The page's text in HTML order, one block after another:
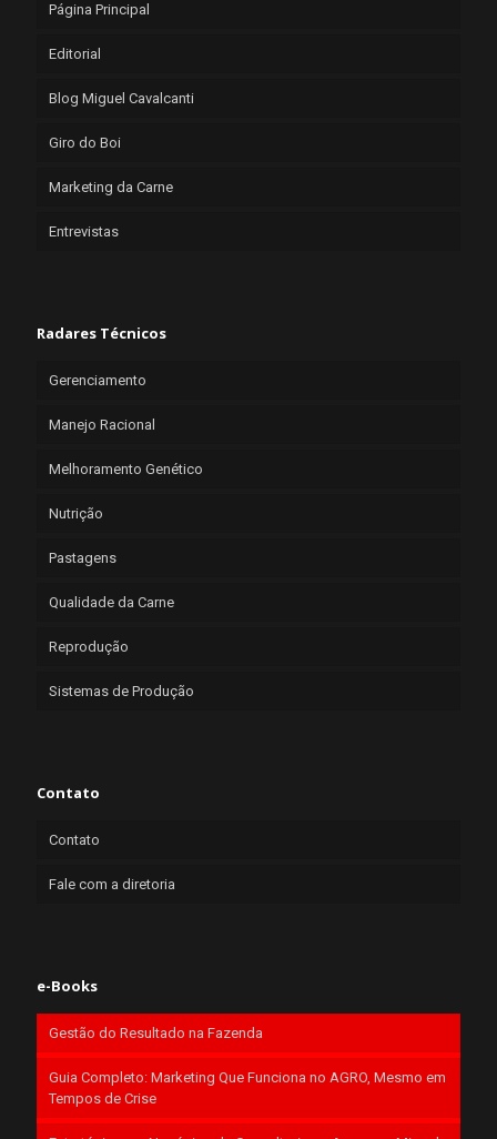
Página Principal
Editorial
Blog Miguel Cavalcanti
Giro do Boi
Marketing da Carne
Entrevistas
Radares Técnicos
Gerenciamento
Manejo Racional
Melhoramento Genético
Nutrição
Pastagens
Qualidade da Carne
Reprodução
Sistemas de Produção
Contato
Contato
Fale com a diretoria
e-Books
Gestão do Resultado na Fazenda
Guia Completo: Marketing Que Funciona no AGRO, Mesmo em
Tempos de Crise